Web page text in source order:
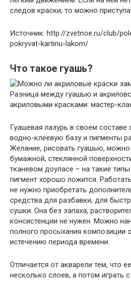
следов краски, то можно
Источник: http://zvetnoe.ru/club/
pokryvat-kartinu-lakom/
Что такое гуашь?
Гуашевая лазурь в своем составе
водно-клеевую базу и пигменты
Желание, рисовать гуашью, можно
бумажной, стеклянной
тканевом доуласе – на такие
пигмент хорошо ложится.
не нужно приобретать
средства для разбавки, для
сушки. Она без запаха,
консистенции не нужен. Можно
полного просыхания композиции
истечению периода времени.
Отличается от акварели тем, что
несколько слоев, а потом играть